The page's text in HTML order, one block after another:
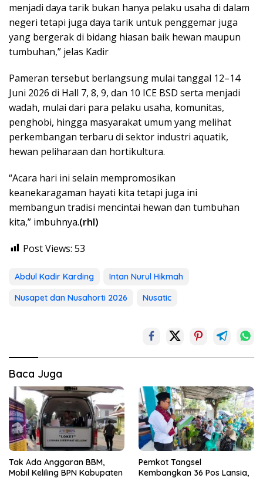
menjadi daya tarik bukan hanya pelaku usaha di dalam
negeri tetapi juga daya tarik untuk penggemar juga
yang bergerak di bidang hiasan baik hewan maupun
tumbuhan,” jelas Kadir
Pameran tersebut berlangsung mulai tanggal 12–14
Juni 2026 di Hall 7, 8, 9, dan 10 ICE BSD serta menjadi
wadah, mulai dari para pelaku usaha, komunitas,
penghobi, hingga masyarakat umum yang melihat
perkembangan terbaru di sektor industri aquatik,
hewan peliharaan dan hortikultura.
“Acara hari ini selain mempromosikan
keanekaragaman hayati kita tetapi juga ini
membangun tradisi mencintai hewan dan tumbuhan
kita,” imbuhnya.(rhl)
Post Views: 53
Abdul Kadir Karding
Intan Nurul Hikmah
Nusapet dan Nusahorti 2026
Nusatic
Baca Juga
Tak Ada Anggaran BBM,
Mobil Keliling BPN Kabupaten
Pemkot Tangsel
Kembangkan 36 Pos Lansia,